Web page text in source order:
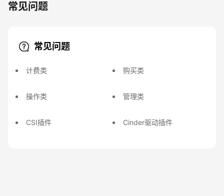
常见问题
常见问题
计费类 购买类
操作类 管理类
CSI插件 Cinder驱动插件